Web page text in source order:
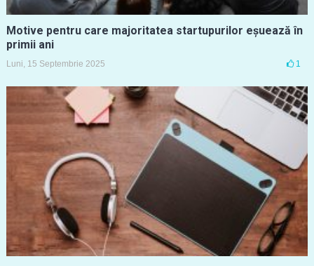
Motive pentru care majoritatea startupurilor eșuează în
primii ani
Luni, 15 Septembrie 2025 1